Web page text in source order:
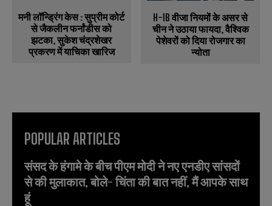
मनी लॉन्ड्रिंग केस : सुप्रीम कोर्ट
से जैकलीन फर्नांडीस को
झटका, सुकेश चंद्रशेखर
प्रकरण में याचिका खारिज
H-1B वीजा नियमों के असर से
चीन ने उठाया फायदा, वैश्विक
पेशेवरों को दिया रोजगार का
न्योता
POPULAR ARTICLES
संसद के हंगामे के बीच पीएम मोदी ने नए एनडीए सांसदों
से की मुलाकात, बोले- चिंता की बात नहीं, मैं आपके साथ
हूं